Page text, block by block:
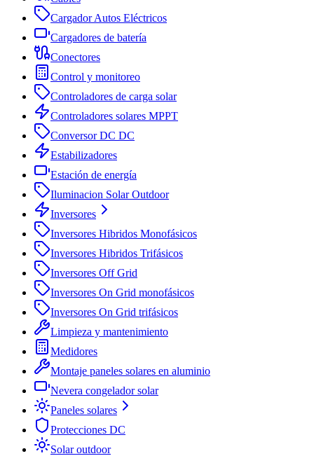
Cargador Autos Eléctricos
Cargadores de batería
Conectores
Control y monitoreo
Controladores de carga solar
Controladores solares MPPT
Conversor DC DC
Estabilizadores
Estación de energía
Iluminacion Solar Outdoor
Inversores
Inversores Hibridos Monofásicos
Inversores Hibridos Trifásicos
Inversores Off Grid
Inversores On Grid monofásicos
Inversores On Grid trifásicos
Limpieza y mantenimiento
Medidores
Montaje paneles solares en aluminio
Nevera congelador solar
Paneles solares
Protecciones DC
Solar outdoor